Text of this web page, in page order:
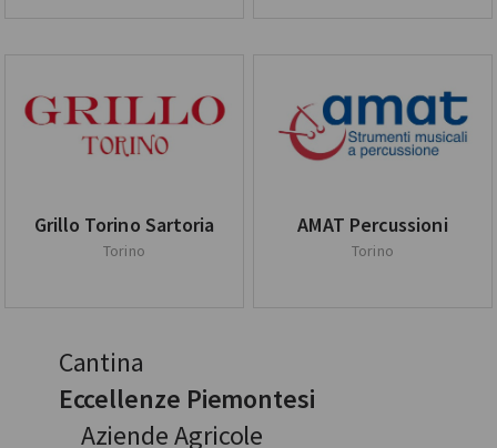
Grillo Torino Sartoria
Torino
AMAT Percussioni
Torino
Cantina
Eccellenze Piemontesi
Aziende Agricole